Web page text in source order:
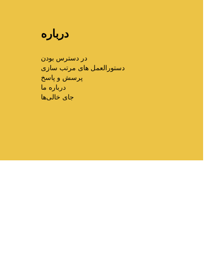
درباره
در دسترس بودن
دستورالعمل های مرتب سازی
پرسش و پاسخ
درباره ما
جای خالی‌ها